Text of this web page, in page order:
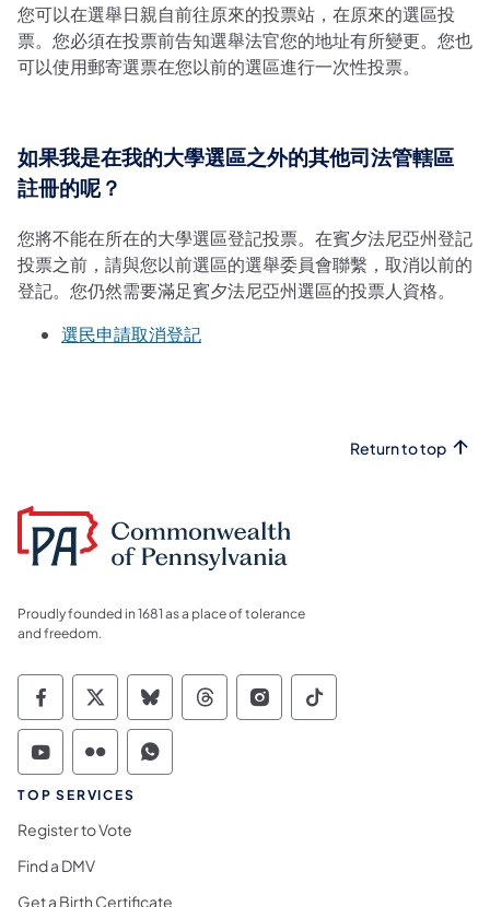
您可以在選舉日親自前往原來的投票站，在原來的選區投
票。您必須在投票前告知選舉法官您的地址有所變更。您也
可以使用郵寄選票在您以前的選區進行一次性投票。
如果我是在我的大學選區之外的其他司法管轄區
註冊的呢？
您將不能在所在的大學選區登記投票。在賓夕法尼亞州登記
投票之前，請與您以前選區的選舉委員會聯繫，取消以前的
登記。您仍然需要滿足賓夕法尼亞州選區的投票人資格。
選民申請取消登記
Return to top
Proudly founded in 1681 as a place of tolerance
and freedom.
Commonwealth of Pennsylvania Social
Commonwealth of Pennsylvania
Commonwealth of Pennsylvania
Commonwealth of
Commonwealth of
Commonwealth
Commonwealth of Pennsylvania Social
Commonwealth of Pennsylvania
Commonwealth of Pennsylvania
TOP SERVICES
Register to Vote
Find a DMV
Get a Birth Certificate